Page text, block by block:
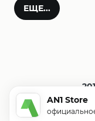
ЕЩЕ...
Игры,
AN1 Store